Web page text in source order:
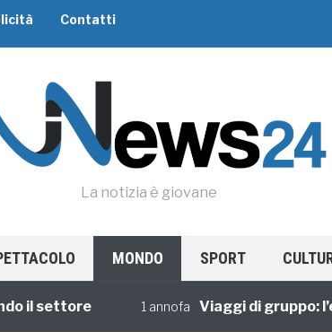
Contatti
La notizia è giovane
MONDO SPORT
1 annofa Viaggi di gruppo: